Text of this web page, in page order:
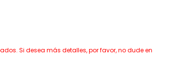
Si desea más detalles, por favor, no dude en